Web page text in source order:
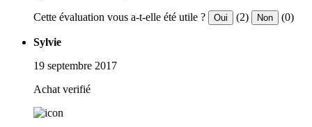
Cette évaluation vous a-t-elle été utile ? Oui (2) Non (0)
Sylvie
19 septembre 2017
Achat verifié